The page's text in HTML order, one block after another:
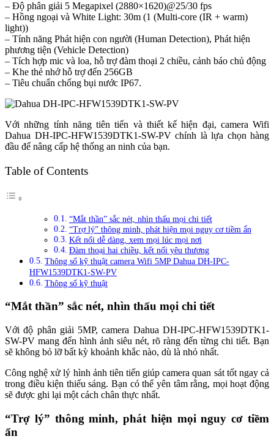
– Độ phân giải 5 Megapixel (2880×1620)@25/30 fps
– Hồng ngoại và White Light: 30m (1 (Multi-core (IR + warm)
light))
– Tính năng Phát hiện con người (Human Detection), Phát hiện
phương tiện (Vehicle Detection)
– Tích hợp mic và loa, hỗ trợ đàm thoại 2 chiều, cảnh báo chủ động
– Khe thẻ nhớ hỗ trợ đến 256GB
– Tiêu chuẩn chống bụi nước IP67.
Với những tính năng tiên tiến và thiết kế hiện đại, camera Wifi
Dahua DH-IPC-HFW1539DTK1-SW-PV chính là lựa chọn hàng
đầu để nâng cấp hệ thống an ninh của bạn.
Table of Contents
“Mắt thần” sắc nét, nhìn thấu mọi chi tiết
“Trợ lý” thông minh, phát hiện mọi nguy cơ tiềm ẩn
Kết nối dễ dàng, xem mọi lúc mọi nơi
Đàm thoại hai chiều, kết nối yêu thương
Thông số kỹ thuật camera Wifi 5MP Dahua DH-IPC-
HFW1539DTK1-SW-PV
Thông số kỹ thuật
“Mắt thần” sắc nét, nhìn thấu mọi chi tiết
Với độ phân giải 5MP, camera Dahua DH-IPC-HFW1539DTK1-
SW-PV mang đến hình ảnh siêu nét, rõ ràng đến từng chi tiết. Bạn
sẽ không bỏ lỡ bất kỳ khoảnh khắc nào, dù là nhỏ nhất.
Công nghệ xử lý hình ảnh tiên tiến giúp camera quan sát tốt ngay cả
trong điều kiện thiếu sáng. Bạn có thể yên tâm rằng, mọi hoạt động
sẽ được ghi lại một cách chân thực nhất.
“Trợ lý” thông minh, phát hiện mọi nguy cơ tiềm
ẩn